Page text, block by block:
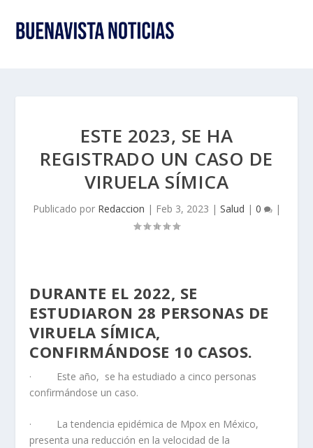
ESTE 2023, SE HA
REGISTRADO UN CASO DE
VIRUELA SÍMICA
Publicado por Redaccion | Feb 3, 2023 | Salud | 0 |
DURANTE EL 2022, SE
ESTUDIARON 28 PERSONAS DE
VIRUELA SÍMICA,
CONFIRMÁNDOSE 10 CASOS.
· Este año, se ha estudiado a cinco personas
confirmándose un caso.
· La tendencia epidémica de Mpox en México,
presenta una reducción en la velocidad de la